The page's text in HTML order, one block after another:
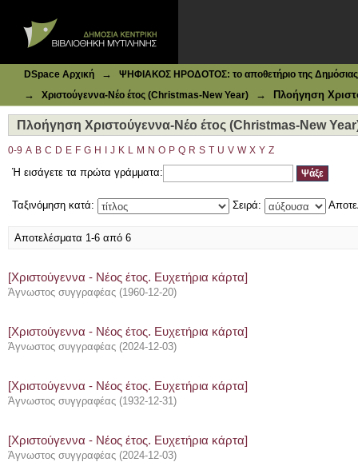
DSpace Αρχική → ΨΗΦΙΑΚΟΣ ΗΡΟΔΟΤΟΣ: το αποθετήριο της Δημόσιας
→ Χριστούγεννα-Νέο έτος (Christmas-New Year) → Πλοήγηση
Πλοήγηση Χριστούγεννα-Νέο έτος (Christmas-New
0-9 A B C D E F G H J K L M N O P Q R S T U V W X Y Z
Ή εισάγετε τα πρώτα γράμματα:
Ταξινόμηση κατά: Σειρά:
Αποτελέσματα 1-6 από 6
[Χριστούγεννα - Νέος έτος. Ευχετήρια κάρτα]
Άγνωστος συγγραφέας (1960-12-20)
[Χριστούγεννα - Νέος έτος. Ευχετήρια κάρτα]
Άγνωστος συγγραφέας (2024-12-03)
[Χριστούγεννα - Νέος έτος. Ευχετήρια κάρτα]
Άγνωστος συγγραφέας (1932-12-31)
[Χριστούγεννα - Νέος έτος. Ευχετήρια κάρτα]
Άγνωστος συγγραφέας (2024-12-03)